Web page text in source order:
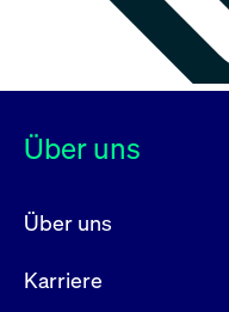
Über uns
Über uns
Karriere